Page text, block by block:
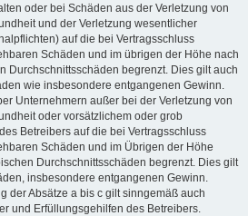
oder bei Schäden aus der Verletzung von
und der Verletzung wesentlicher
auf die bei Vertragsschluss
Schäden und im übrigen der Höhe nach
Durchschnittsschäden begrenzt. Dies gilt auch
wie insbesondere entgangenen Gewinn.
Unternehmern außer bei der Verletzung von
oder vorsätzlichem oder grob
Betreibers auf die bei Vertragsschluss
Schäden und im Übrigen der Höhe
Durchschnittsschäden begrenzt. Dies gilt
insbesondere entgangenen Gewinn.
der Absätze a bis c gilt sinngemäß auch
und Erfüllungsgehilfen des Betreibers.